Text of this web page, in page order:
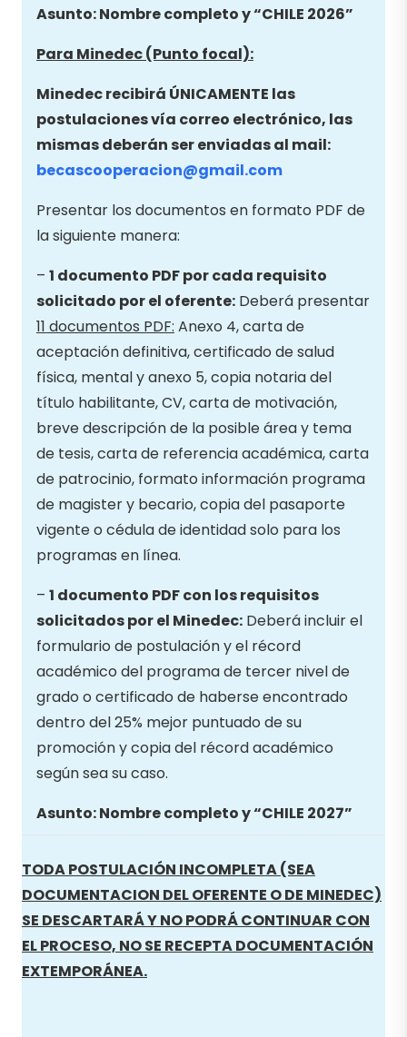
Asunto: Nombre completo y “CHILE 2026”
Para Minedec (Punto focal):
Minedec recibirá ÚNICAMENTE las
postulaciones vía correo electrónico, las
mismas deberán ser enviadas al mail:
becascooperacion@gmail.com
Presentar los documentos en formato PDF de
la siguiente manera:
– 1 documento PDF por cada requisito
solicitado por el oferente: Deberá presentar
11 documentos PDF: Anexo 4, carta de
aceptación definitiva, certificado de salud
física, mental y anexo 5, copia notaria del
título habilitante, CV, carta de motivación,
breve descripción de la posible área y tema
de tesis, carta de referencia académica, carta
de patrocinio, formato información programa
de magister y becario, copia del pasaporte
vigente o cédula de identidad solo para los
programas en línea.
– 1 documento PDF con los requisitos
solicitados por el Minedec: Deberá incluir el
formulario de postulación y el récord
académico del programa de tercer nivel de
grado o certificado de haberse encontrado
dentro del 25% mejor puntuado de su
promoción y copia del récord académico
según sea su caso.
Asunto: Nombre completo y “CHILE 2027”
TODA POSTULACIÓN INCOMPLETA (SEA
DOCUMENTACION DEL OFERENTE O DE MINEDEC)
SE DESCARTARÁ Y NO PODRÁ CONTINUAR CON
EL PROCESO, NO SE RECEPTA DOCUMENTACIÓN
EXTEMPORÁNEA.